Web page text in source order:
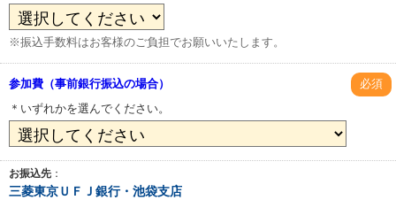
※振込手数料はお客様のご負担でお願いいたします。
参加費（事前銀行振込の場合）
必須
＊いずれかを選んでください。
お振込先 ：
三菱東京ＵＦＪ銀行・池袋支店